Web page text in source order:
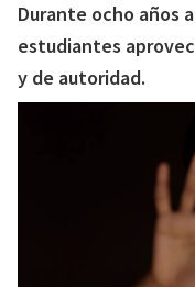
Durante ocho años
estudiantes
y de autoridad.